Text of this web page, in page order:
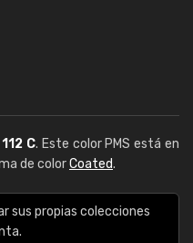
112 C. Este color PMS está en
de colorCoated.
sus propias colecciones